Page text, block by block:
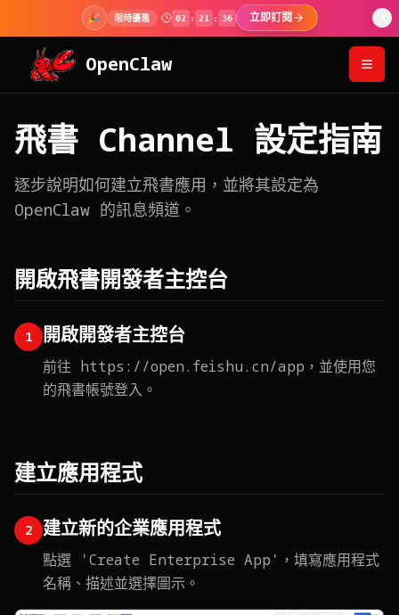
🎉 限時優惠 02 : 21 : 35 立即訂閱
OpenClaw
飛書 Channel 設定指南
逐步說明如何建立飛書應用，並將其設定為
OpenClaw 的訊息頻道。
開啟飛書開發者主控台
1 開啟開發者主控台
前往 https://open.feishu.cn/app，並使用您
的飛書帳號登入。
建立應用程式
2 建立新的企業應用程式
點選 'Create Enterprise App'，填寫應用程式
名稱、描述並選擇圖示。